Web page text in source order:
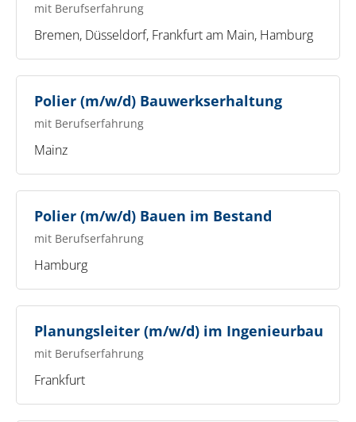
mit Berufserfahrung
Bremen, Düsseldorf, Frankfurt am Main, Hamburg
Polier (m/w/d) Bauwerkserhaltung
mit Berufserfahrung
Mainz
Polier (m/w/d) Bauen im Bestand
mit Berufserfahrung
Hamburg
Planungsleiter (m/w/d) im Ingenieurbau
mit Berufserfahrung
Frankfurt